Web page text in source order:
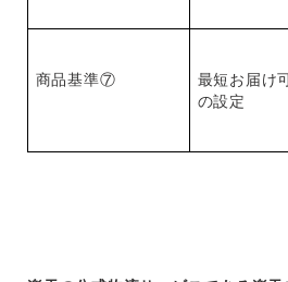
商品基準⑦
最短お届け
の設定